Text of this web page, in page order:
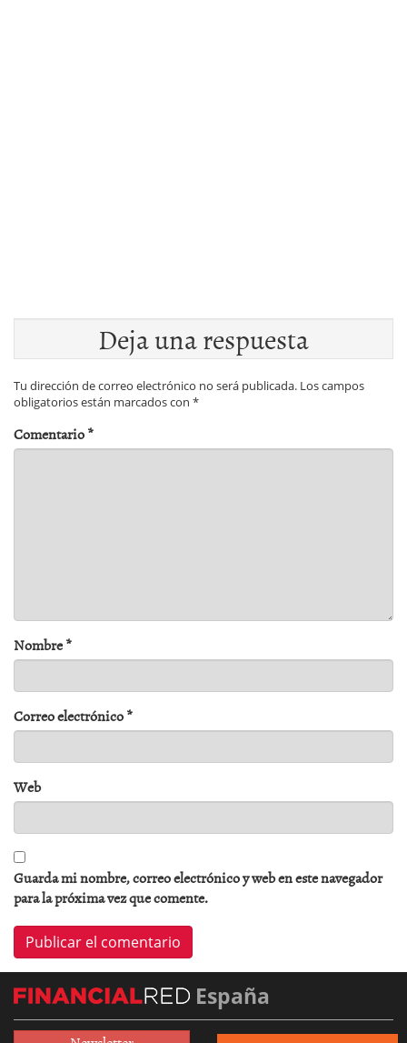
Deja una respuesta
Tu dirección de correo electrónico no será publicada. Los campos
obligatorios están marcados con *
Comentario*
Nombre*
Correo electrónico*
Web
Guarda mi nombre, correo electrónico y web en este navegador
para la próxima vez que comente.
España